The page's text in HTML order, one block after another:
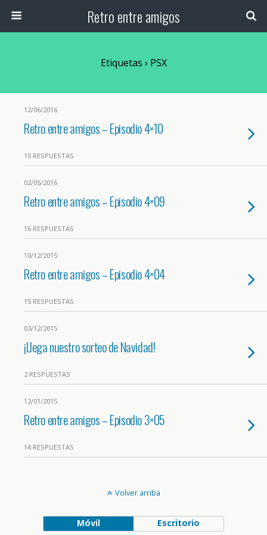
Retro entre amigos
Etiquetas › PSX
12/06/2016
Retro entre amigos – Episodio 4×10
15 RESPUESTAS
02/05/2016
Retro entre amigos – Episodio 4×09
16 RESPUESTAS
10/12/2015
Retro entre amigos – Episodio 4×04
15 RESPUESTAS
03/12/2015
¡Llega nuestro sorteo de Navidad!
2 RESPUESTAS
12/01/2015
Retro entre amigos – Episodio 3×05
14 RESPUESTAS
Volver arriba
Móvil Escritorio